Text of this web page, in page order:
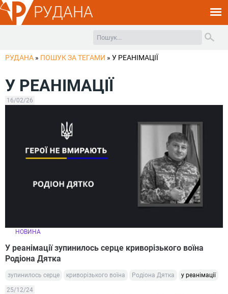
РУДАНА
РУДАНА » ПОШУК ЗА ТЕГАМИ » У РЕАНІМАЦІЇ
У РЕАНІМАЦІЇ
16/02/26
НОВИНА
У реанімації зупинилось серце криворізького воїна
Родіона Дятка
зупинилось серце криворізького воїна Родіона Дятка у реанімації
25/12/24